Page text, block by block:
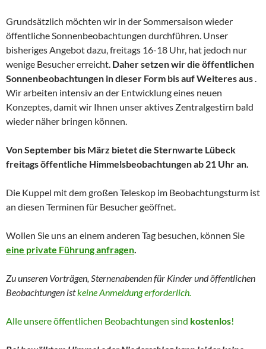
Grundsätzlich möchten wir in der Sommersaison wieder
öffentliche Sonnenbeobachtungen durchführen. Unser
bisheriges Angebot dazu, freitags 16-18 Uhr, hat jedoch nur
wenige Besucher erreicht. Daher setzen wir die öffentlichen
Sonnenbeobachtungen in dieser Form bis auf Weiteres aus.
Wir arbeiten intensiv an der Entwicklung eines neuen
Konzeptes, damit wir Ihnen unser aktives Zentralgestirn bald
wieder näher bringen können.
Von September bis März bietet die Sternwarte Lübeck
freitags öffentliche Himmelsbeobachtungen ab 21 Uhr an.
Die Kuppel mit dem großen Teleskop im Beobachtungsturm ist
an diesen Terminen für Besucher geöffnet.
Wollen Sie uns an einem anderen Tag besuchen, können Sie
eine private Führung anfragen.
Zu unseren Vorträgen, Sternenabenden für Kinder undöffentlichen
Beobachtungen istkeine Anmeldung erforderlich.
Alle unsere öffentlichen Beobachtungen sind kostenlos!